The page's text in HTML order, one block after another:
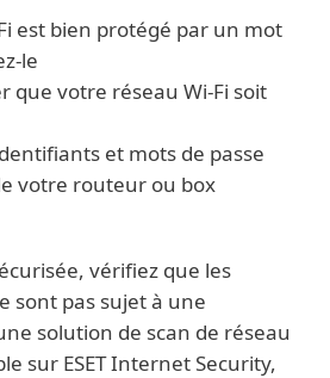
est bien protégé par un mot
le
que votre réseau Wi-Fi soit
et mots de passe
votre routeur ou box
vérifiez que les
sont pas sujet à une
solution de scan de réseau
sur ESET Internet Security,